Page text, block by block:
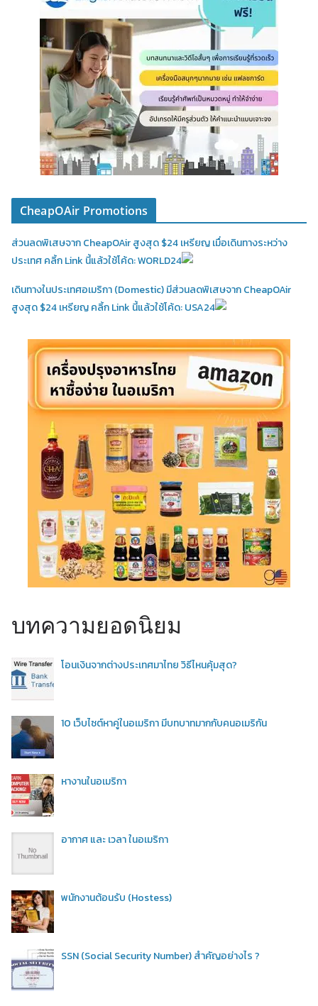
CheapOAir Promotions
ส่วนลดพิเสษจาก CheapOAir สูงสุด $24 เหรียญ เมื่อเดินทางระหว่าง
ประเทศ คลิ้ก Link นี้แล้วใช้โค้ด: WORLD24
เดินทางในประเทศอเมริกา (Domestic)มีส่วนลดพิเสษจาก CheapOAir
สูงสุด $24 เหรียญ คลิ้ก Link นี้แล้วใช้โค้ด: USA24
บทความยอดนิยม
โอนเงินจากต่างประเทศมาไทย วิธีไหนคุ้มสุด?
10 เว็บไซต์หาคู่ในอเมริกา มีบทบาทมากกับคนอเมริกัน
หางานในอเมริกา
อากาศ และ เวลา ในอเมริกา
พนักงานต้อนรับ (Hostess)
SSN (Social Security Number) สำคัญอย่างไร ?